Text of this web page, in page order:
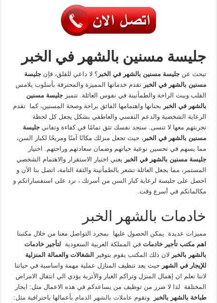
جليسة مسنين بالشهر في الخبر
تبحث عنجليسة مسنين بالشهر في الخبر ؟ لا داعي للقلق، فإنجليسة
مسنين بالشهر في الخبر تقدم خدماتها المميزة والمحترفة بأسلوب يلامس
القلب ويبث الراحة والطمأنينة في نفوس العائلة. تتميزجليسة مسنين
بالشهر في الخبر بحنانها واهتمامها الفائق براحة وصحة المسنين، كما تقدم
الرعاية الشخصية والدعم النفسي والعاطفي بشكل يجعل كل لحظة
تجربتهم معها لا تنسى. ستجد نفسك تثق تمامًا في كفاءة وتفانيجليسة
مسنين بالشهر في الخبر ، حيث تجعل منزلك مكانًا آمنًا ومريحًا لكبار السن،
مما يسهم في تحسين نوعية حياتهم وضمان سعادتهم وراحتهم. اختيار
جليسة مسنين بالشهر في الخبر يعني اختيار الاستقرار والاهتمام الشخصي
المستمر، مما يجعل العائلة تشعر بالطمأنينة والثقة التامة، اتصل بنا الآن و
احصل على جليسة لرعاية كبار السن من أسرتك ، نرد على استفساراتكم و
مكالماتكم في أسرع وقت.
خادمات بالشهر الخبر
مميزات عديدة يمكن الحصول عليها بمجرد التواصل معنا من خلال مكتبنا
اهم مكتب تأجير خادمات في المملكة العربية السعوديةلتأجير خادمات
بالشهر بالخبر لان ذلك المكتب يقوم بتوفير الشغالات والعمالة المنزلية
للإيجار في الشهر حيث يعد تنظيف المنازل عملية مهمة واساسية في حياتنا
لاننا نعلم ان إهمال المنزل وتراكم الغبار والأتربة يؤدي الي انتقال الامراض
المختلفة لذا لا ضرر من توظيف من يساعدكم في هذه الاعمال مثل: ايجار
طباخة بالشهر بالخبر
وتقوم عاملات بالشهر الدمام بأعمالها باحترافية مثل: